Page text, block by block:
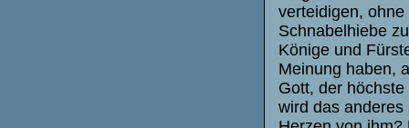
verteidigen,
Schnabelhiebe
Könige und
Meinung haben,
Gott, der
wird das